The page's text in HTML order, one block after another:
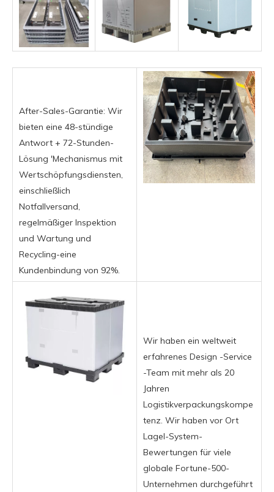
After-Sales-Garantie: Wir
bieten eine 48-stündige
Antwort + 72-Stunden-
Lösung 'Mechanismus mit
Wertschöpfungsdiensten,
einschließlich
Notfallversand,
regelmäßiger Inspektion
und Wartung und
Recycling-eine
Kundenbindung von 92%.
Wir haben ein weltweit
erfahrenes Design -Service
-Team mit mehr als 20
Jahren
Logistikverpackungskompe
tenz. Wir haben vor Ort
Lagel-System-
Bewertungen für viele
globale Fortune-500-
Unternehmen durchgeführt